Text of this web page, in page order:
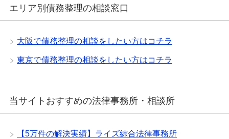
エリア別債務整理の相談窓口
大阪で債務整理の相談をしたい方はコチラ
東京で債務整理の相談をしたい方はコチラ
当サイトおすすめの法律事務所・相談所
【5万件の解決実績】ライズ綜合法律事務所